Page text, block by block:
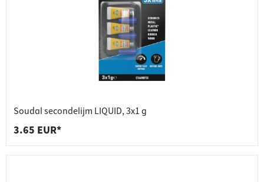
Soudal secondelijm LIQUID, 3x1 g
3.65 EUR*